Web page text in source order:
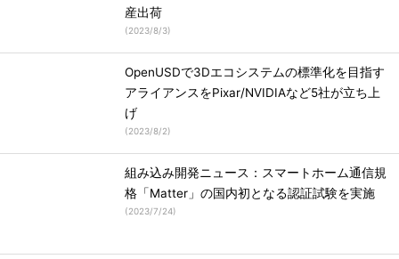
産出荷
(2023/8/3)
OpenUSDで3Dエコシステムの標準化を目指す
アライアンスをPixar/NVIDIAなど5社が立ち上
げ
(2023/8/2)
組み込み開発ニュース：スマートホーム通信規
格「Matter」の国内初となる認証試験を実施
(2023/7/24)